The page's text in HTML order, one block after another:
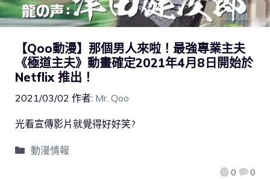
【Qoo動漫】那個男人來啦！最強專業主夫
《極道主夫》動畫確定2021年4月8日開始於
Netflix 推出！
2021/03/02 作者: Mr. Qoo
0 0
光看宣傳影片就覺得好好笑?
動漫情報